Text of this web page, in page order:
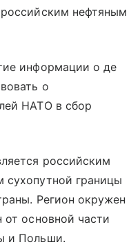
нефтяным
информации о де
о
НАТО в сбор
российским
границы
Регион окружен
от основной части
и Польши.